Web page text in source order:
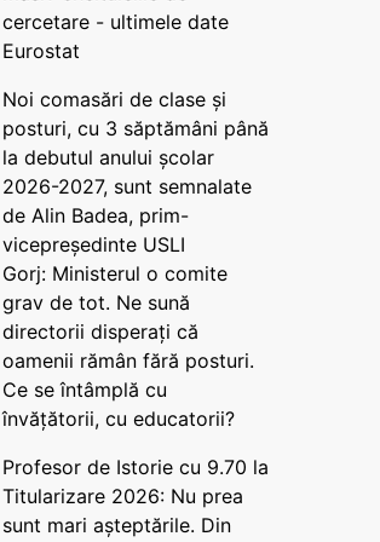
cercetare - ultimele date
Eurostat
Noi comasări de clase și
posturi, cu 3 săptămâni până
la debutul anului școlar
2026-2027, sunt semnalate
de Alin Badea, prim-
vicepreședinte USLI
Gorj: Ministerul o comite
grav de tot. Ne sună
directorii disperați că
oamenii rămân fără posturi.
Ce se întâmplă cu
învățătorii, cu educatorii?
Profesor de Istorie cu 9.70 la
Titularizare 2026: Nu prea
sunt mari așteptările. Din